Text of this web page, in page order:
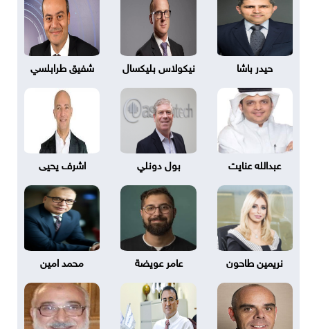
حيدر باشا نيكولاس بليكسال شفيق طرابلسي
عبدالله عنايت بول دونلي اشرف يحيى
نريمين طاحون عامر عويضة محمد امين